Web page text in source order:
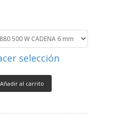
selección
Añadir al carrito